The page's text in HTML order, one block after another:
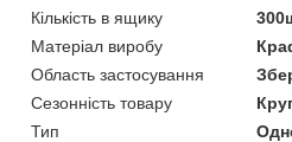
Кількість в ящику
Матеріал виробу
Область застосування
Сезонність товару
Тип